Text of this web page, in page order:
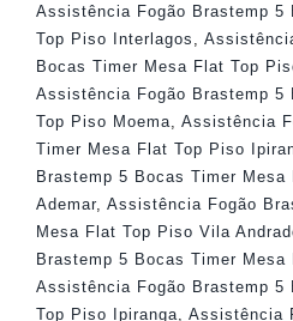
Assistência Fogão Brastemp 5
Top Piso Interlagos
Bocas Timer Mesa Flat Top
Assistência Fogão Brastemp 5
Top Piso Moema
Assistência
Timer Mesa Flat Top Piso
Brastemp 5 Bocas Timer Mesa
Ademar, Assistência Fogão
Mesa Flat Top Piso Vila
Brastemp 5 Bocas Timer Mesa
Assistência Fogão Brastemp 5
Top Piso Ipiranga
Assistência